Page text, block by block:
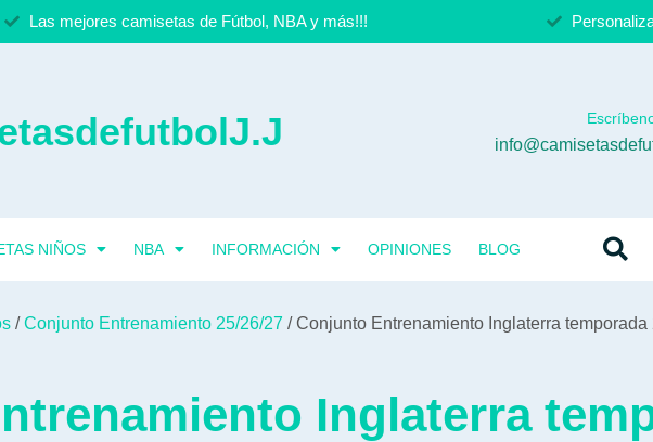
Las mejores camisetas de Fútbol, NBA y más!!!
NIÑOS NBA INFORMACIÓN OPINIONES BLOG
/Conjunto Entrenamiento 25/26/27 / Conjunto Entrenamiento Inglaterra temporada
Inglaterra